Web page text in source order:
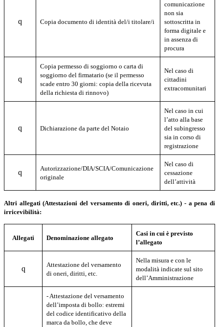
q Copia documento di identità del/i titolare/i
comunicazione
non sia
sottoscritta in
forma digitale e
in assenza di
procura
q
Copia permesso di soggiorno o carta di
soggiorno del firmatario (se il permesso
scade entro 30 giorni: copia della ricevuta
della richiesta di rinnovo)
Nel caso di
cittadini
extracomunitari
q Dichiarazione da parte del Notaio
Nel caso in cui
l’atto alla base
del subingresso
sia in corso di
registrazione
q Autorizzazione/DIA/SCIA/Comunicazione
originale
Nel caso di
cessazione
dell’attività
Altri allegati (Attestazioni del versamento di oneri, diritti, etc.) - a pena di
irricevibilità:
Allegati Denominazione allegato
Casi in cui è previsto
l’allegato
q
Attestazione del versamento
di oneri, diritti, etc.
Nella misura e con le
modalità indicate sul sito
dell’Amministrazione
- Attestazione del versamento
dell’imposta di bollo: estremi
del codice identificativo della
marca da bollo, che deve